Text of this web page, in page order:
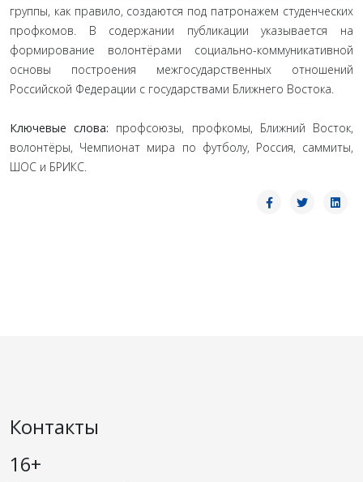
группы, как правило, создаются под патронажем студенческих
профкомов. В содержании публикации указывается на
формирование волонтёрами социально-коммуникативной
основы построения межгосударственных отношений
Российской Федерации с государствами Ближнего Востока.
Ключевые слова: профсоюзы, профкомы, Ближний Восток,
волонтёры, Чемпионат мира по футболу, Россия, саммиты,
ШОС и БРИКС.
Контакты
16+